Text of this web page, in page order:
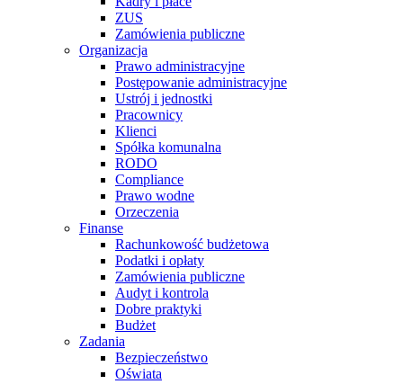
ZUS
Zamówienia publiczne
Organizacja
Prawo administracyjne
Postępowanie administracyjne
Ustrój i jednostki
Pracownicy
Klienci
Spółka komunalna
RODO
Compliance
Prawo wodne
Orzeczenia
Finanse
Rachunkowość budżetowa
Podatki i opłaty
Zamówienia publiczne
Audyt i kontrola
Dobre praktyki
Budżet
Zadania
Bezpieczeństwo
Oświata